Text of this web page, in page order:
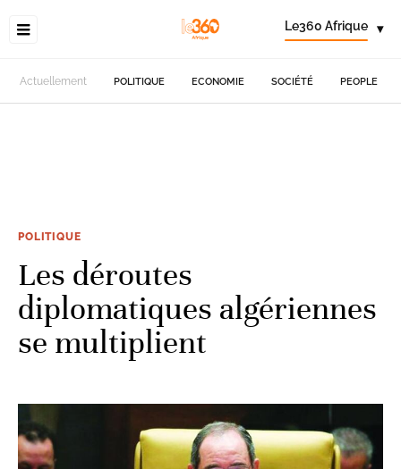
Le360 Afrique ▾
Actuellement POLITIQUE ECONOMIE SOCIÉTÉ PEOPLE
POLITIQUE
Les déroutes
diplomatiques algériennes
se multiplient